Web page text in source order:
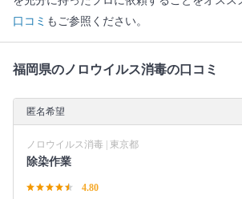
口コミ もご参照ください。
福岡県のノロウイルス消毒の口コミ
匿名希望
ノロウイルス消毒 | 東京都
除染作業
4.80